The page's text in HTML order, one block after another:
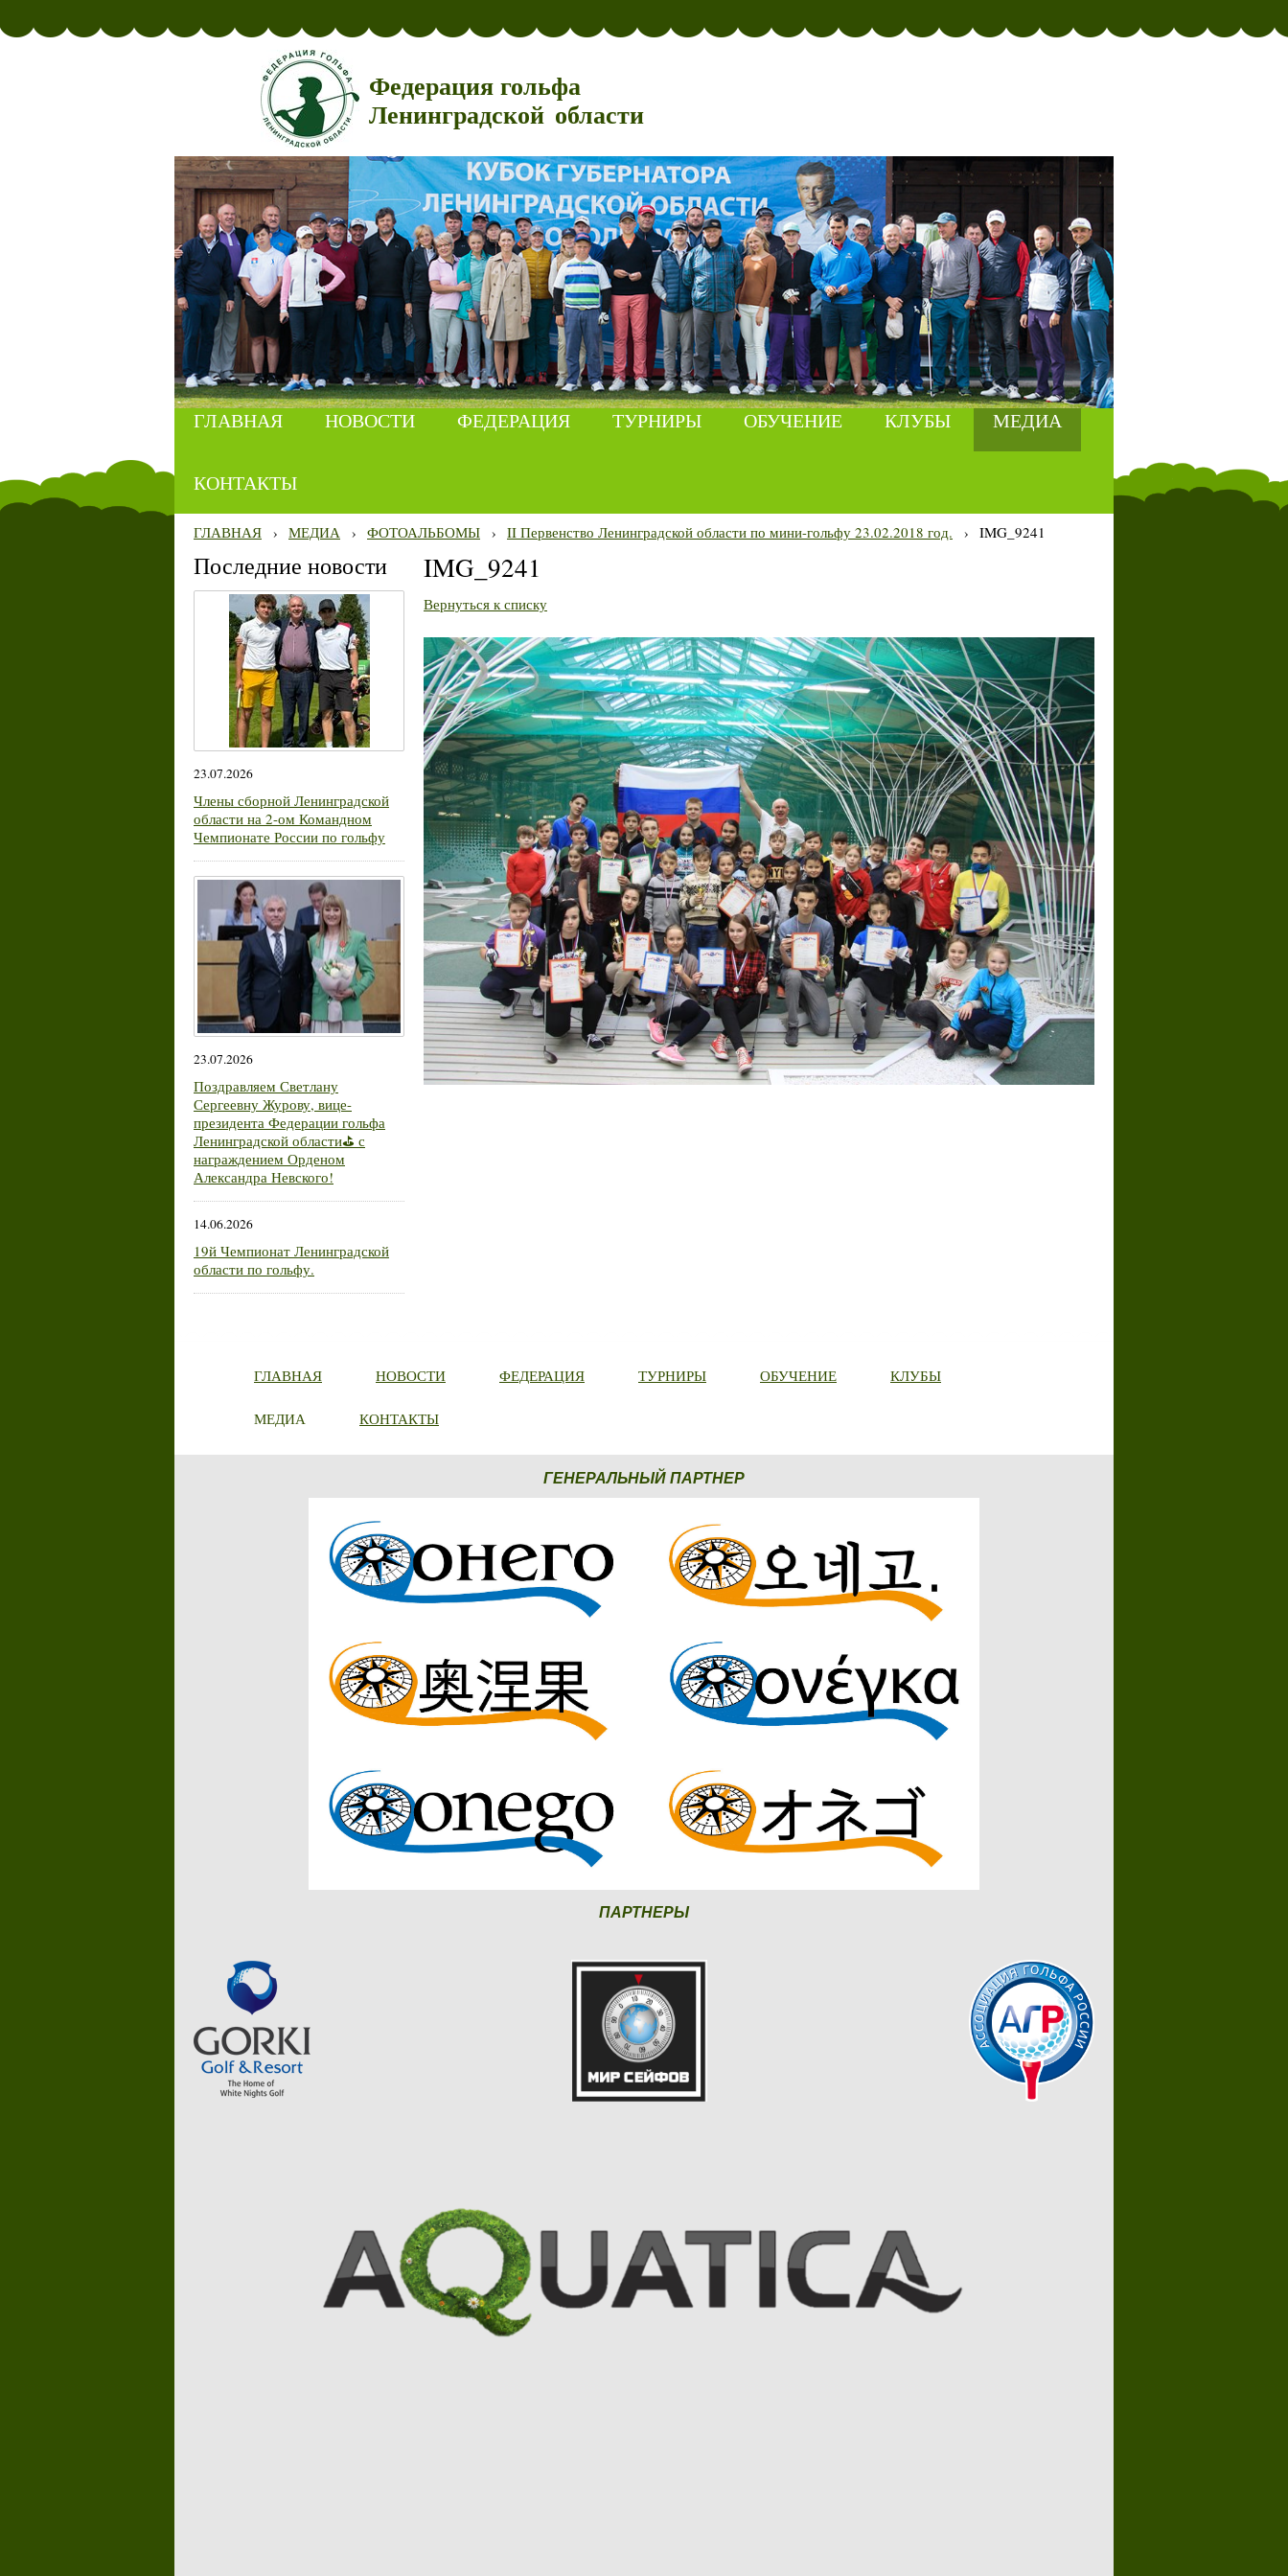
Федерация гольфа
Ленинградской области
ГЛАВНАЯ НОВОСТИ ФЕДЕРАЦИЯ ТУРНИРЫ ОБУЧЕНИЕ КЛУБЫ МЕДИА
КОНТАКТЫ
ГЛАВНАЯ › МЕДИА › ФОТОАЛЬБОМЫ › II Первенство Ленинградской области по мини-гольфу 23.02.2018 год. › IMG_9241
Последние новости
23.07.2026
Члены сборной Ленинградской
области на 2-ом Командном
Чемпионате России по гольфу
23.07.2026
Поздравляем Светлану
Сергеевну Журову, вице-
президента Федерации гольфа
Ленинградской области⛳ с
награждением Орденом
Александра Невского!
14.06.2026
19й Чемпионат Ленинградской
области по гольфу.
IMG_9241
Вернуться к списку
ГЛАВНАЯ НОВОСТИ ФЕДЕРАЦИЯ ТУРНИРЫ ОБУЧЕНИЕ КЛУБЫ
МЕДИА КОНТАКТЫ
ГЕНЕРАЛЬНЫЙ ПАРТНЕР
ПАРТНЕРЫ